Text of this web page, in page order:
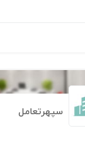
سپهرتعامل